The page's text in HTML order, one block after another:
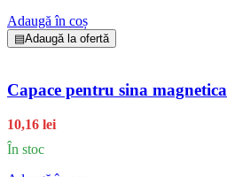
Adaugă în coș
▤Adaugă la ofertă
Capace pentru sina magnetica
10,16 lei
În stoc